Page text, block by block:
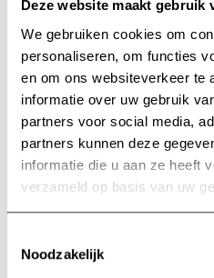
Deze website maakt gebruik
We gebruiken cookies om
personaliseren, om functies
en om ons websiteverkeer te
informatie over uw gebruik
partners voor social media,
partners kunnen deze
informatie die u aan ze heeft
verzameld op basis van uw
Noodzakelijk
Op de
Ontvang alle
onderzoek en nieuws
rechtstreeks